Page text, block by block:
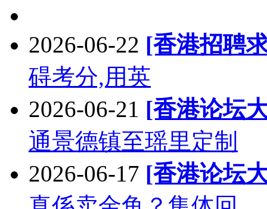
2026-06-22 [香港招聘
碍考分,用英
2026-06-21 [香港论坛
通景德镇至瑶里定制
2026-06-17 [香港论坛